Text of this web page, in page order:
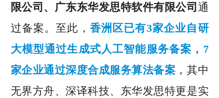
限公司、广东东华发思特软件有限公司 通
过备案。至此， 香洲区已有3家企业自研
大模型通过生成式人工智能服务备案，7
家企业通过深度合成服务算法备案 ，其中
无界方舟、深译科技、东华发思特更是实